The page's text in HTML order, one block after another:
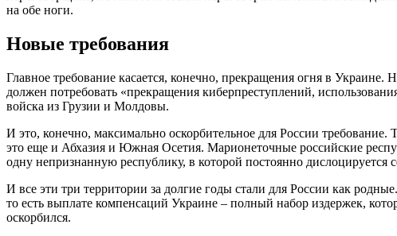
на обе ноги.
Новые требования
Главное требование касается, конечно, прекращения огня в
должен потребовать «прекращения киберпреступлений,
войска из Грузии и Молдовы.
И это, конечно, максимально оскорбительное для России
это еще и Абхазия и Южная Осетия. Марионеточные российские
одну непризнанную республику, в которой постоянно дислоцируется
И все эти три территории за долгие годы стали для России как
то есть выплате компенсаций Украине – полный набор издержек,
оскорбился.